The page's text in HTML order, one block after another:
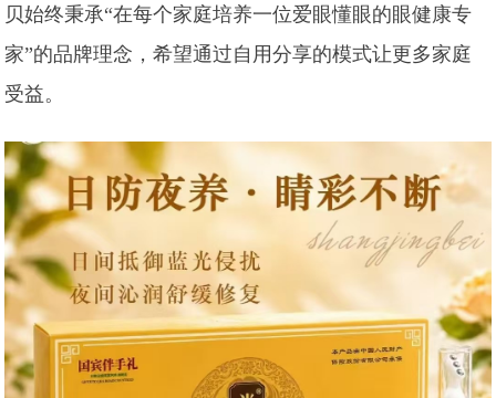
贝始终秉承“在每个家庭培养一位爱眼懂眼的眼健康专
家”的品牌理念，希望通过自用分享的模式让更多家庭
受益。